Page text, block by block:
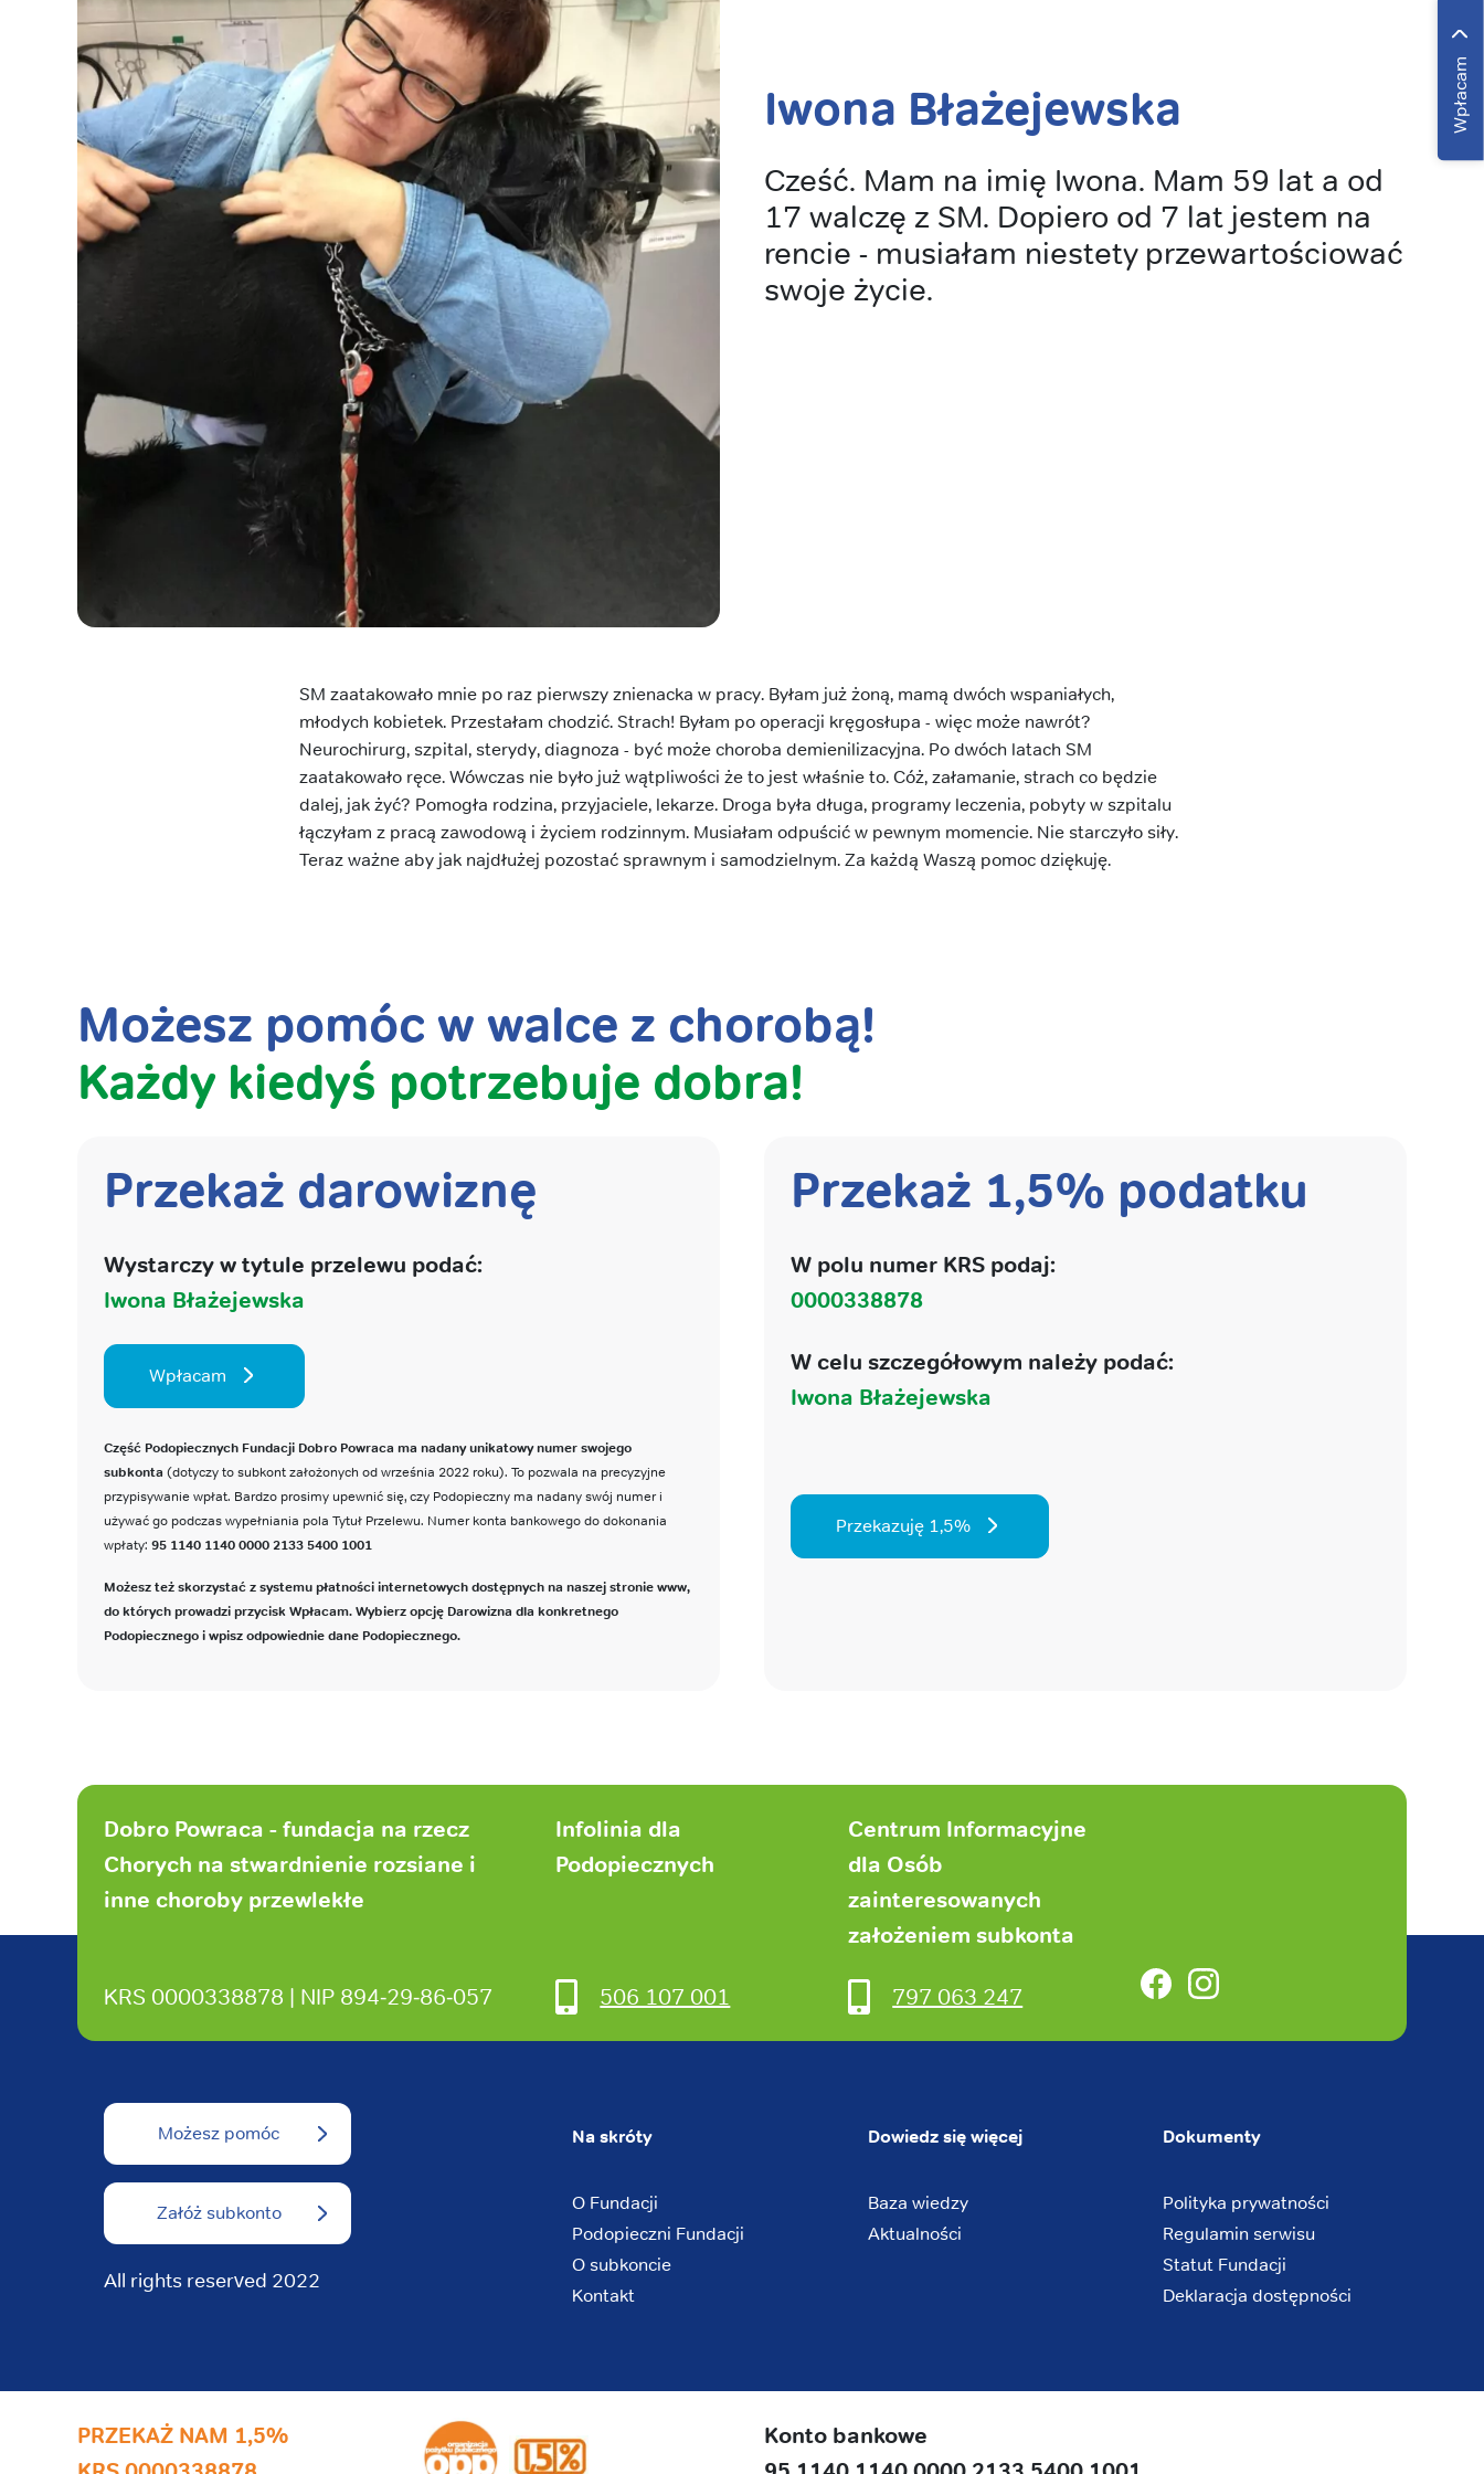
Wpłacam
Iwona Błażejewska
Cześć. Mam na imię Iwona. Mam 59 lat a od
17 walczę z SM. Dopiero od 7 lat jestem na
rencie - musiałam niestety przewartościować
swoje życie.
SM zaatakowało mnie po raz pierwszy znienacka w pracy. Byłam już żoną, mamą dwóch wspaniałych,
młodych kobietek. Przestałam chodzić. Strach! Byłam po operacji kręgosłupa - więc może nawrót?
Neurochirurg, szpital, sterydy, diagnoza - być może choroba demienilizacyjna. Po dwóch latach SM
zaatakowało ręce. Wówczas nie było już wątpliwości że to jest właśnie to. Cóż, załamanie, strach co będzie
dalej, jak żyć? Pomogła rodzina, przyjaciele, lekarze. Droga była długa, programy leczenia, pobyty w szpitalu
łączyłam z pracą zawodową i życiem rodzinnym. Musiałam odpuścić w pewnym momencie. Nie starczyło siły.
Teraz ważne aby jak najdłużej pozostać sprawnym i samodzielnym. Za każdą Waszą pomoc dziękuję.
Możesz pomóc w walce z chorobą!
Każdy kiedyś potrzebuje dobra!
Przekaż darowiznę
Wystarczy w tytule przelewu podać:
Iwona Błażejewska
Wpłacam
Część Podopiecznych Fundacji Dobro Powraca ma nadany unikatowy numer swojego
subkonta (dotyczy to subkont założonych od września 2022 roku). To pozwala na precyzyjne
przypisywanie wpłat. Bardzo prosimy upewnić się, czy Podopieczny ma nadany swój numer i
używać go podczas wypełniania pola Tytuł Przelewu. Numer konta bankowego do dokonania
wpłaty: 95 1140 1140 0000 2133 5400 1001
Możesz też skorzystać z systemu płatności internetowych dostępnych na naszej stronie www,
do których prowadzi przycisk Wpłacam. Wybierz opcję Darowizna dla konkretnego
Podopiecznego i wpisz odpowiednie dane Podopiecznego.
Przekaż 1,5% podatku
W polu numer KRS podaj:
0000338878
W celu szczegółowym należy podać:
Iwona Błażejewska
Przekazuję 1,5%
Dobro Powraca - fundacja na rzecz
Chorych na stwardnienie rozsiane i
inne choroby przewlekłe
KRS 0000338878 | NIP 894‑29‑86‑057
Infolinia dla
Podopiecznych
506 107 001
Centrum Informacyjne
dla Osób
zainteresowanych
założeniem subkonta
797 063 247
FacebookInstagram
Możesz pomóc
Załóż subkonto
All rights reserved 2022
Na skróty
O Fundacji
Podopieczni Fundacji
O subkoncie
Kontakt
Dowiedz się więcej
Baza wiedzy
Aktualności
Dokumenty
Polityka prywatności
Regulamin serwisu
Statut Fundacji
Deklaracja dostępności
PRZEKAŻ NAM 1,5%
Konto bankowe